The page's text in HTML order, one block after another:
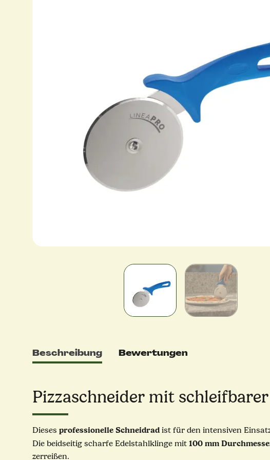
Beschreibung Bewertungen
Pizzaschneider mit
Dieses professionelle Schneidrad ist für den intensiven
Die beidseitig scharfe Edelstahlklinge mit 100 mm
zerreißen.